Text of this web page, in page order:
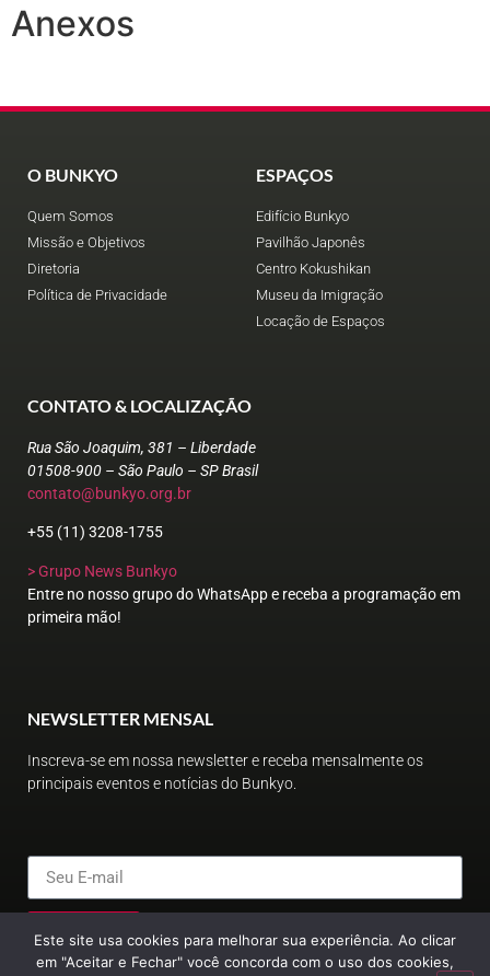
Anexos
O BUNKYO
Quem Somos
Missão e Objetivos
Diretoria
Política de Privacidade
ESPAÇOS
Edifício Bunkyo
Pavilhão Japonês
Centro Kokushikan
Museu da Imigração
Locação de Espaços
CONTATO & LOCALIZAÇÃO
Rua São Joaquim, 381 – Liberdade
01508-900 – São Paulo – SP Brasil
contato@bunkyo.org.br
+55 (11) 3208-1755
> Grupo News Bunkyo
Entre no nosso grupo do WhatsApp e receba a programação em
primeira mão!
NEWSLETTER MENSAL
Inscreva-se em nossa newsletter e receba mensalmente os
principais eventos e notícias do Bunkyo.
ENVIAR
Este site usa cookies para melhorar sua experiência. Ao clicar
em "Aceitar e Fechar" você concorda com o uso dos cookies,